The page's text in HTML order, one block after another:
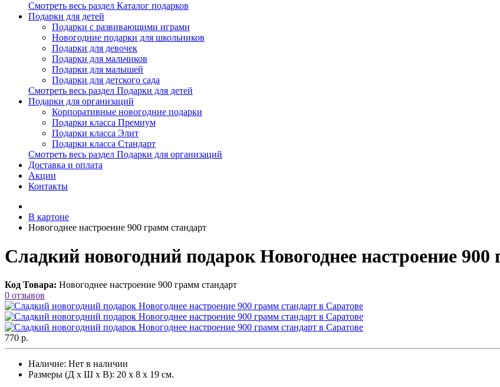
Смотреть весь раздел Каталог подарков
Подарки для детей
Подарки с развивающими играми
Новогодние подарки для школьников
Подарки для девочек
Подарки для мальчиков
Подарки для малышей
Подарки для детского сада
Смотреть весь раздел Подарки для детей
Подарки для организаций
Корпоративные новогодние подарки
Подарки класса Премиум
Подарки класса Элит
Подарки класса Стандарт
Смотреть весь раздел Подарки для организаций
Доставка и оплата
Акции
Контакты
В картоне
Новогоднее настроение 900 грамм стандарт
Сладкий новогодний подарок Новогоднее настроение
Код Товара: Новогоднее настроение 900 грамм стандарт
0 отзывов
770 р.
Наличие: Нет в наличии
Размеры (Д х Ш х В): 20 х 8 х 19 см.